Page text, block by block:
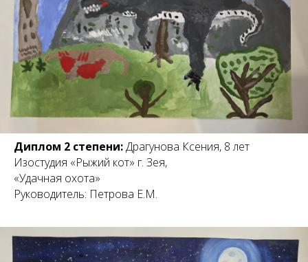
Диплом 2 степени:Драгунова Ксения, 8 лет
Изостудия «Рыжий кот» г. Зея,
«Удачная охота»
Руководитель: Петрова Е.М.